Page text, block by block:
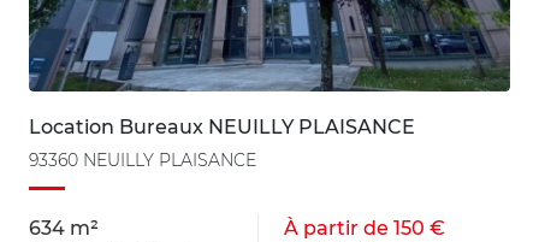
Location Bureaux NEUILLY PLAISANCE
93360 NEUILLY PLAISANCE
634 m² À partir de 150 €